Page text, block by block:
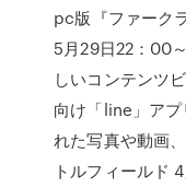
pc版『ファーク
5月29日22：00
しいコンテンツ
向け「line」ア
れた写真や動画
トルフィールド